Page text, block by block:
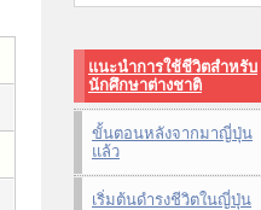
แนะนำการใช้ชีวิตสำหรับ
นักศึกษาต่างชาติ
ขั้นตอนหลังจากมาญี่ปุ่น
แล้ว
เริ่มต้นดำรงชีวิตในญี่ปุ่น